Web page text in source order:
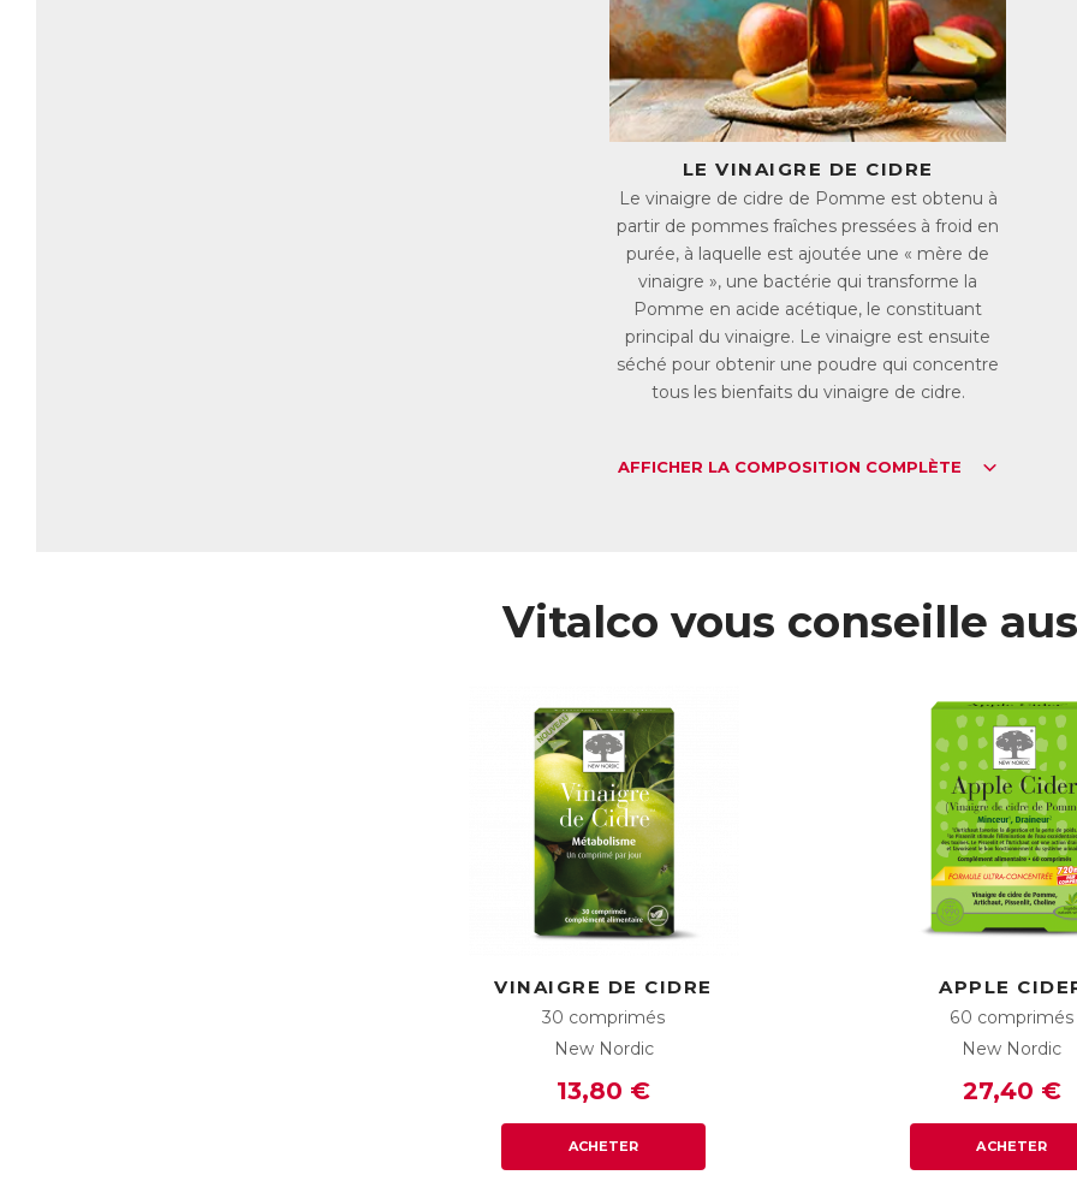
LE VINAIGRE DE CIDRE
Le vinaigre de cidre de Pomme est obtenu à
partir de pommes fraîches pressées à froid en
purée, à laquelle est ajoutée une « mère de
vinaigre », une bactérie qui transforme la
Pomme en acide acétique, le constituant
principal du vinaigre. Le vinaigre est ensuite
séché pour obtenir une poudre qui concentre
tous les bienfaits du vinaigre de cidre.
AFFICHER LA COMPOSITION COMPLÈTE
Vitalco vous conseille
VINAIGRE DE CIDRE
30 comprimés
New Nordic
13,80 €
ACHETER
APPLE
60 comprimés
New Nordic
27,40 €
ACHETER